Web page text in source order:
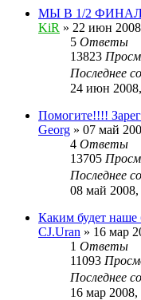
МЫ В 1/2
KiR » 22 июн
5 Ответы
13823
Последнее
24 июн
Помогите!!!!
Georg » 07 май
4 Ответы
13705
Последнее
08 май 2008,
Каким будет наше
CJ.Uran » 16 мар
1 Ответы
11093
Последнее
16 мар 2008,